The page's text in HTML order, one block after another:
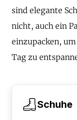
sind elegante
nicht, auch ein
einzupacken,
Tag zu
Schuhe